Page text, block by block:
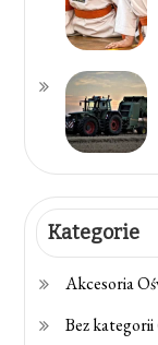
Kategorie
Akcesoria
Bez kategorii